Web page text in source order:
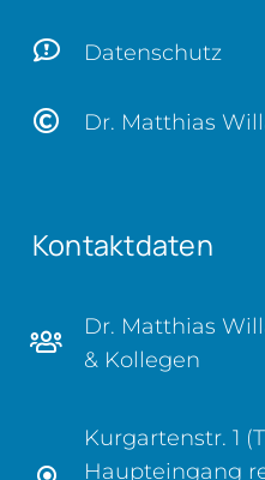
Datenschutz
Dr. Matthias
Kontaktdaten
Dr. Matthias
& Kollegen
Kurgartenstr. 1
Haupteingang